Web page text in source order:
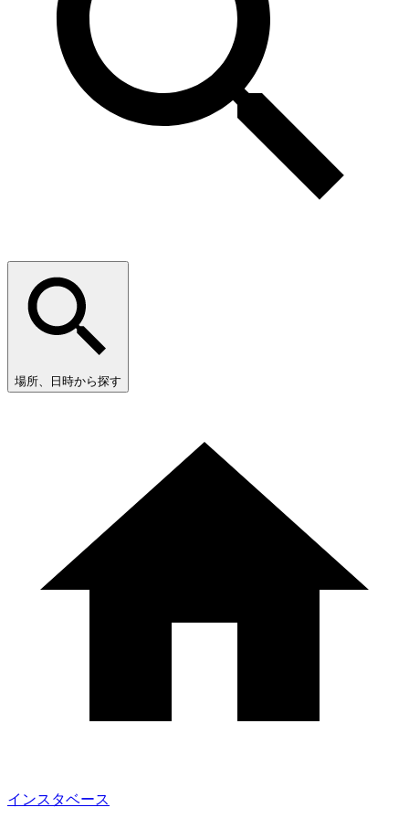
場所、日時から探す
インスタベース